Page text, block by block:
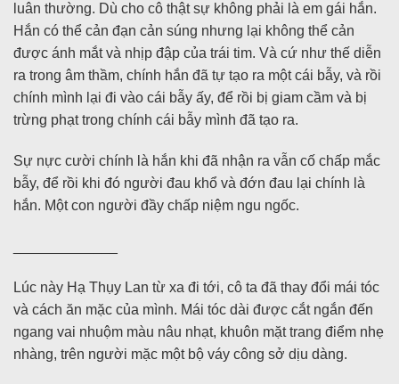
luân thường. Dù cho cô thật sự không phải là em gái hắn.
Hắn có thể cản đạn cản súng nhưng lại không thể cản
được ánh mắt và nhịp đập của trái tim. Và cứ như thế diễn
ra trong âm thầm, chính hắn đã tự tạo ra một cái bẫy, và rồi
chính mình lại đi vào cái bẫy ấy, để rồi bị giam cầm và bị
trừng phạt trong chính cái bẫy mình đã tạo ra.
Sự nực cười chính là hắn khi đã nhận ra vẫn cố chấp mắc
bẫy, để rồi khi đó người đau khổ và đớn đau lại chính là
hắn. Một con người đầy chấp niệm ngu ngốc.
Lúc này Hạ Thụy Lan từ xa đi tới, cô ta đã thay đổi mái tóc
và cách ăn mặc của mình. Mái tóc dài được cắt ngắn đến
ngang vai nhuộm màu nâu nhạt, khuôn mặt trang điểm nhẹ
nhàng, trên người mặc một bộ váy công sở dịu dàng.